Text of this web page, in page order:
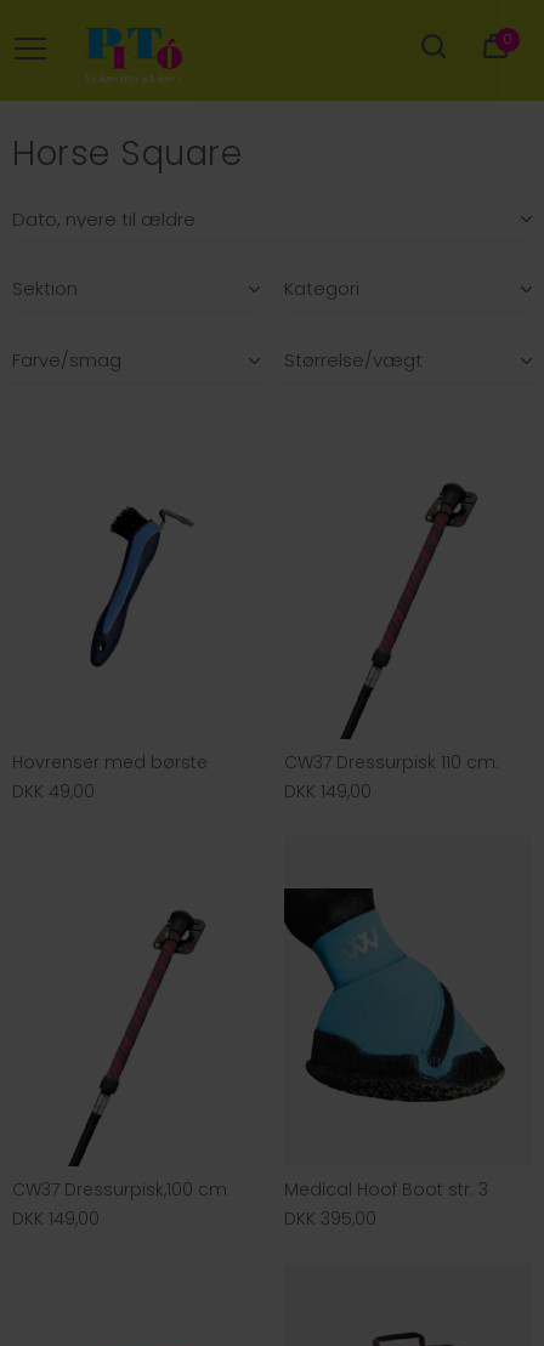
0
Horse Square
Sektion Kategori
Farve/smag Størrelse/vægt
Hovrenser med børste
DKK 49,00
CW37 Dressurpisk 110 cm.
DKK 149,00
CW37 Dressurpisk,100 cm
DKK 149,00
Medical Hoof Boot str. 3
DKK 395,00